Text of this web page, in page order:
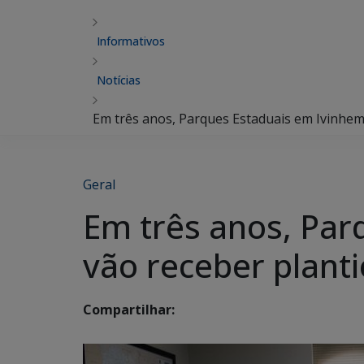
Informativos
Notícias
Em três anos, Parques Estaduais em
Geral
Em três anos,
vão receber
Compartilhar: